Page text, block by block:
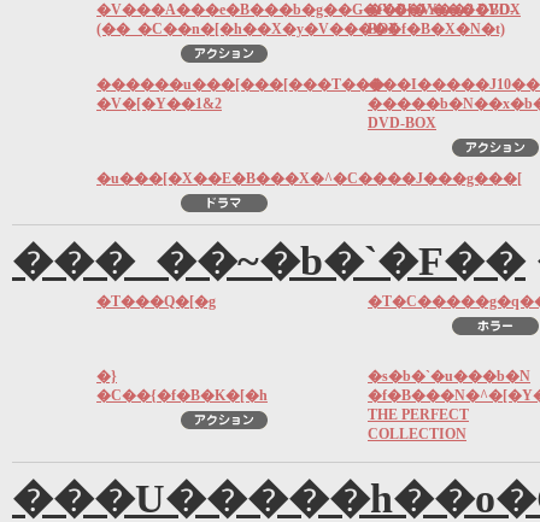
�V���A���e�B���b�g��G�f�B�V����BOX
(��_�C��n�[�h��X�y�V�����f�B�X�N�t)
�V�[�Y��3 DVD-
BOX
������u���[���[���T���
�V�[�Y��1&2
DVD-BOX
�u���[�X��E�B���X�^�C����J���g���[
���_��~�b�`�F��
�T���Q�[�g
�}
�C��{�f�B�K�[�h
�s�b�`�u���b�N
THE PERFECT
COLLECTION